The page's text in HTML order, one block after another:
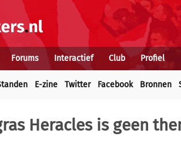
Forums Interactief Club Profiel
E-zine Twitter Facebook Bronnen
Heracles is geen